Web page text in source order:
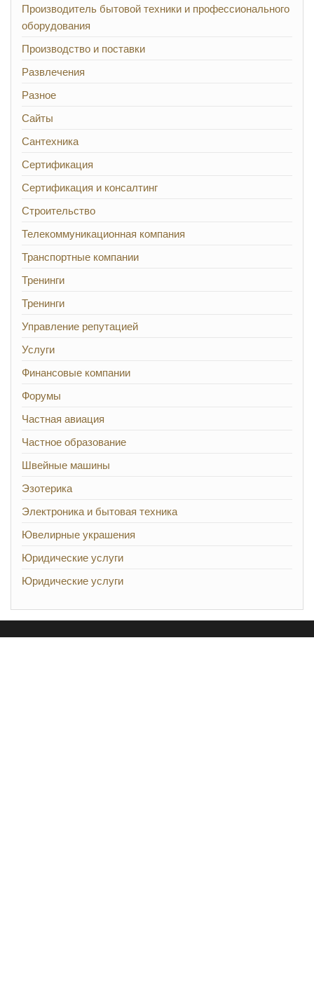
Производитель бытовой техники и профессионального
оборудования
Производство и поставки
Развлечения
Разное
Сайты
Сантехника
Сертификация
Сертификация и консалтинг
Строительство
Телекоммуникационная компания
Транспортные компании
Тренинги
Тренинги
Управление репутацией
Услуги
Финансовые компании
Форумы
Частная авиация
Частное образование
Швейные машины
Эзотерика
Электроника и бытовая техника
Ювелирные украшения
Юридические услуги
Юридические услуги